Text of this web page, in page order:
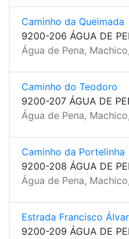
Caminho da Queimada
9200-206 ÁGUA DE
Água de Pena,
Caminho do Teodoro
9200-207 ÁGUA DE
Água de Pena,
Caminho da Portelinha
9200-208 ÁGUA DE
Água de Pena,
Estrada Francisco
9200-209 ÁGUA DE